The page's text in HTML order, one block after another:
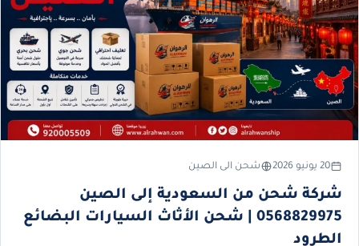
20 يونيو 2026 شحن الى الصين
شركة شحن من السعودية إلى الصين
0568829975 | شحن الأثاث السيارات البضائع
الطرود